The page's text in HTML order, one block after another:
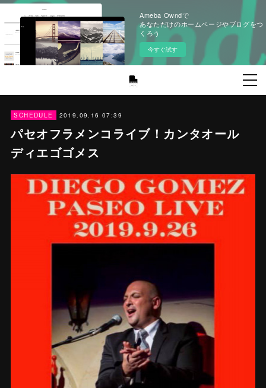
Ameba Owndで
あなただけのホームページやブログをつ
くろう
今すぐ試す
SCHEDULE 2019.09.16 07:39
パセオフラメンコライブ！カンタオール
ディエゴゴメス